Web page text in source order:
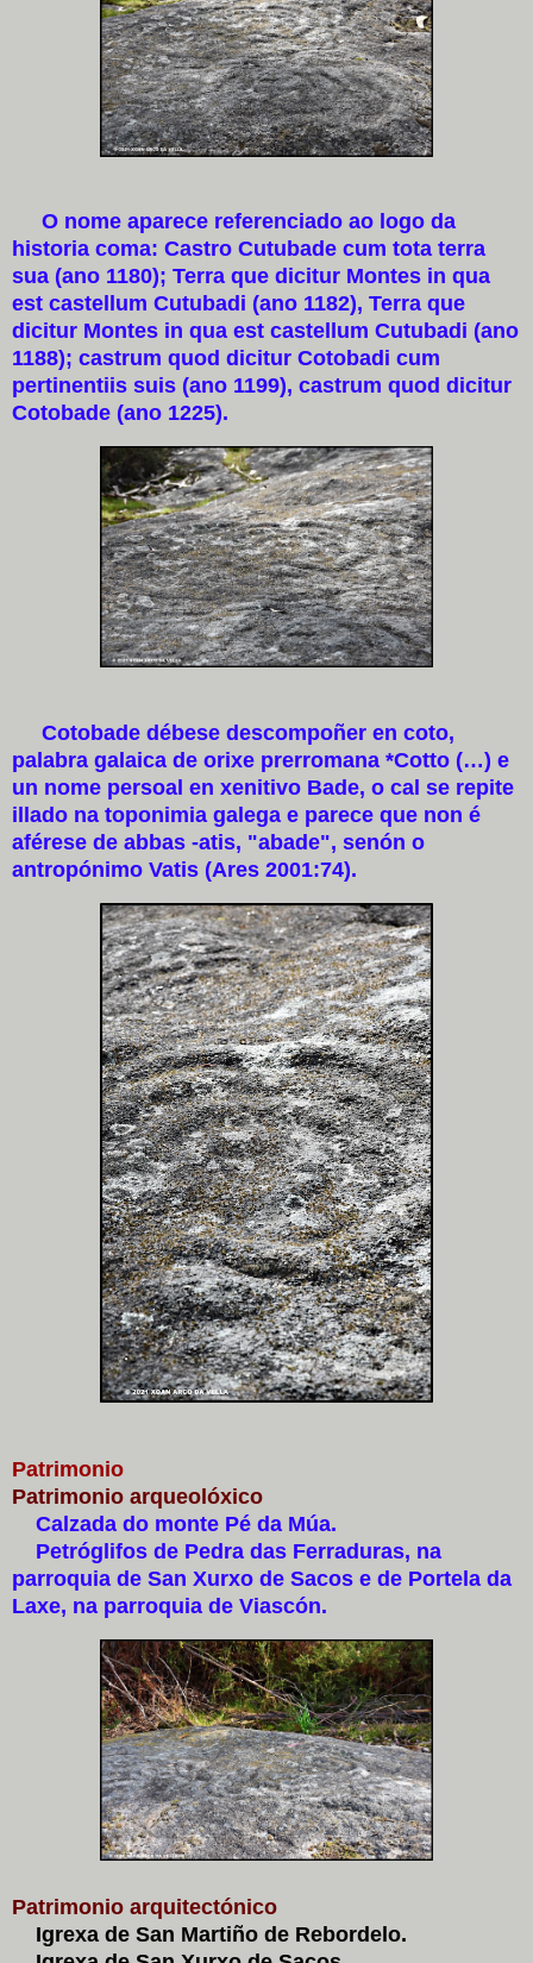
O nome aparece referenciado ao logo da
historia coma: Castro Cutubade cum tota terra
sua (ano 1180); Terra que dicitur Montes in qua
est castellum Cutubadi (ano 1182), Terra que
dicitur Montes in qua est castellum Cutubadi (ano
1188); castrum quod dicitur Cotobadi cum
pertinentiis suis (ano 1199), castrum quod dicitur
Cotobade (ano 1225).
Cotobade débese descompoñer en coto,
palabra galaica de orixe prerromana *Cotto (…) e
un nome persoal en xenitivo Bade, o cal se repite
illado na toponimia galega e parece que non é
aférese de abbas -atis, "abade", senón o
antropónimo Vatis (Ares 2001:74).
Patrimonio
Patrimonio arqueolóxico
Calzada do monte Pé da Múa.
Petróglifos de Pedra das Ferraduras, na
parroquia de San Xurxo de Sacos e de Portela da
Laxe, na parroquia de Viascón.
Patrimonio arquitectónico
Igrexa de San Martiño de Rebordelo.